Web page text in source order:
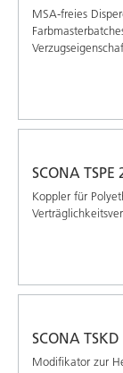
MSA-freies
SCONA
Koppler für
SCONA
Modifikator zur